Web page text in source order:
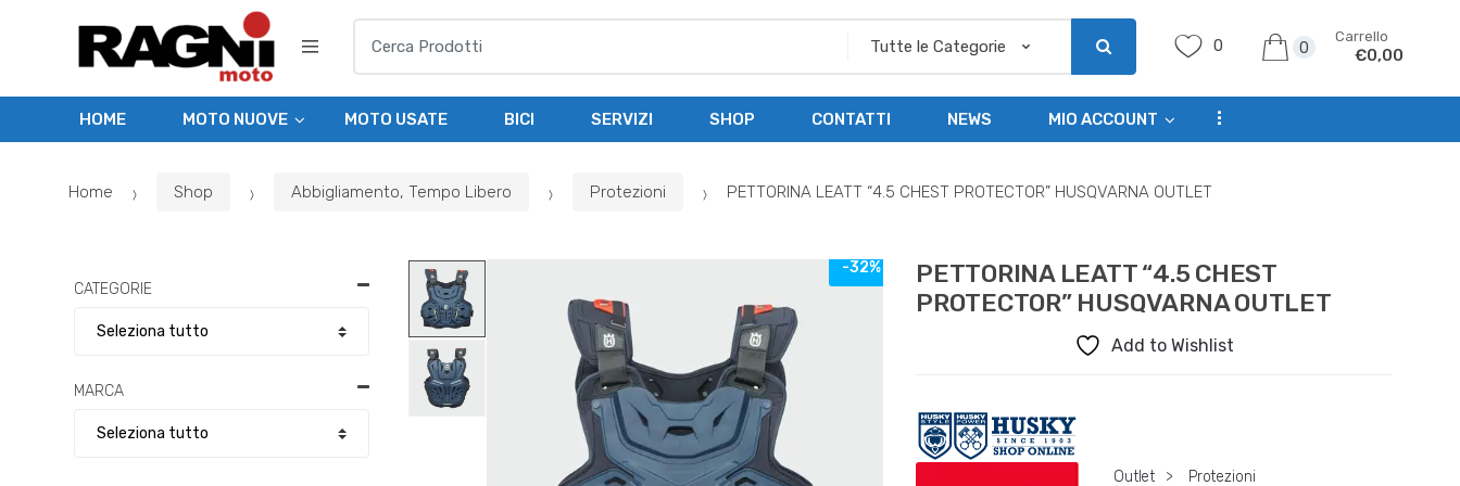
navigation
for:
0 0
Carrello
€0,00
HOME MOTO NUOVE MOTO USATE BICI SERVIZI SHOP CONTATTI NEWS MIO ACCOUNT ...
Home Shop Abbigliamento, Tempo Libero Protezioni PETTORINA LEATT “4.5 CHEST PROTECTOR” HUSQVARNA OUTLET
-32%
PETTORINA LEATT “4.5 CHEST
PROTECTOR” HUSQVARNA OUTLET
Add to Wishlist
Outlet >
Protezioni
CATEGORIE
MARCA